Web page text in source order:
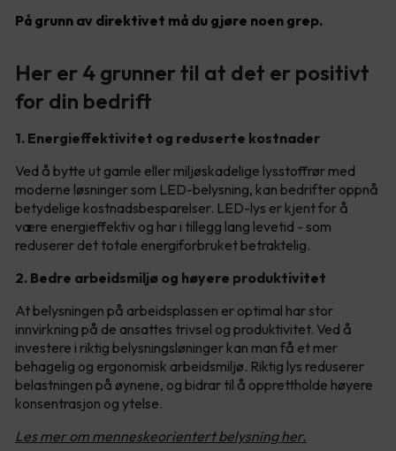
På grunn av direktivet må du gjøre noen grep.
Her er 4 grunner til at det er positivt
for din bedrift
1. Energieffektivitet og reduserte kostnader
Ved å bytte ut gamle eller miljøskadelige lysstoffrør med
moderne løsninger som LED-belysning, kan bedrifter oppnå
betydelige kostnadsbesparelser. LED-lys er kjent for å
være energieffektiv og har i tillegg lang levetid - som
reduserer det totale energiforbruket betraktelig.
2. Bedre arbeidsmiljø og høyere produktivitet
At belysningen på arbeidsplassen er optimal har stor
innvirkning på de ansattes trivsel og produktivitet. Ved å
investere i riktig belysningsløninger kan man få et mer
behagelig og ergonomisk arbeidsmiljø. Riktig lys reduserer
belastningen på øynene, og bidrar til å opprettholde høyere
konsentrasjon og ytelse.
Les mer om menneskeorientert belysning her.